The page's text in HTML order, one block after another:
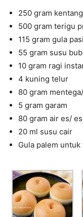
250 gram
500 gram terigu
115 gram gula
55 gram susu
10 gram ragi
4 kuning telur
80 gram
5 gram garam
80 gram air es/
20 ml susu cair
Gula palem untuk